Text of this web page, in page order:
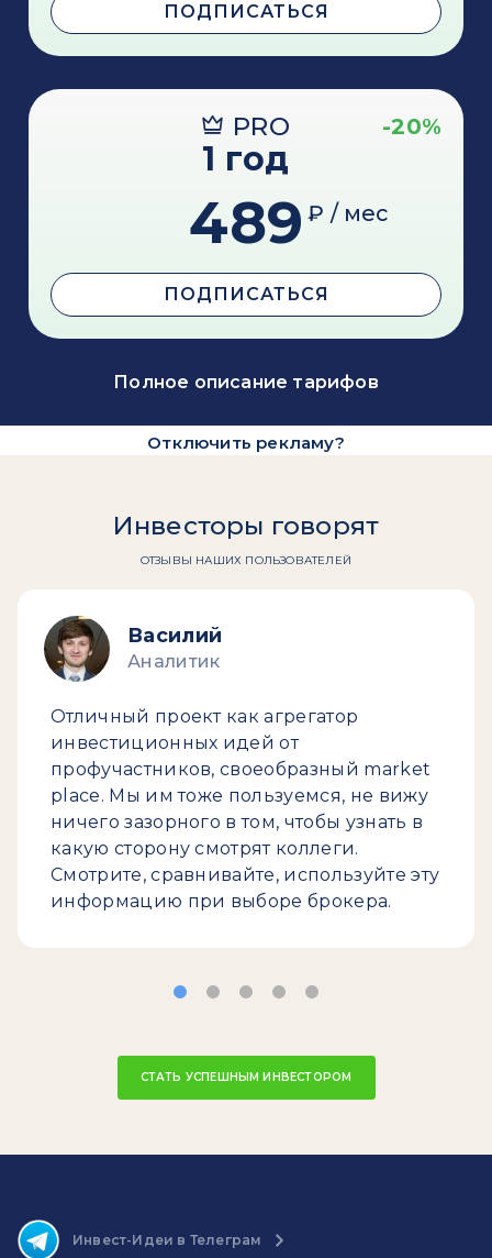
ПОДПИСАТЬСЯ
PRO -20%
1 год
489 ₽ / мес
ПОДПИСАТЬСЯ
Полное описание тарифов
Отключить рекламу?
Инвесторы говорят
ОТЗЫВЫ НАШИХ ПОЛЬЗОВАТЕЛЕЙ
Василий
Аналитик
Отличный проект как агрегатор
инвестиционных идей от
профучастников, своеобразный market
place. Мы им тоже пользуемся, не вижу
ничего зазорного в том, чтобы узнать в
какую сторону смотрят коллеги.
Смотрите, сравнивайте, используйте эту
информацию при выборе брокера.
СТАТЬ УСПЕШНЫМ ИНВЕСТОРОМ
Инвест-Идеи в Телеграм